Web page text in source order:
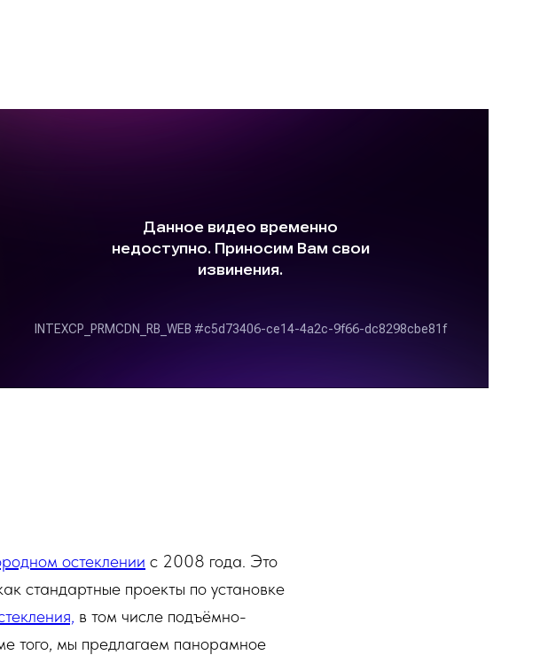
остеклении с 2008 года. Это
стандартные проекты по установке
в том числе подъёмно-
того, мы предлагаем панорамное